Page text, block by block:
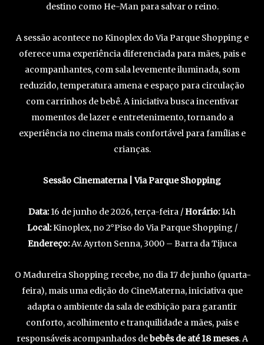
destino como He-Man para salvar o reino.
A sessão acontece no Kinoplex do Via Parque Shopping e
oferece uma experiência diferenciada para mães, pais e
acompanhantes, com sala levemente iluminada, som
reduzido, temperatura amena e espaço para circulação
com carrinhos de bebê. A iniciativa busca incentivar
momentos de lazer e entretenimento, tornando a
experiência no cinema mais confortável para famílias e
crianças.
Sessão Cinematerna | Via Parque Shopping
Data:16 de junho de 2026, terça-feira /Horário:14h
Local:Kinoplex, no 2°Piso do Via Parque Shopping /
Endereço:Av. Ayrton Senna, 3000 – Barra da Tijuca
O Madureira Shopping recebe, no dia 17 de junho (quarta-
feira), mais uma edição do CineMaterna, iniciativa que
adapta o ambiente da sala de exibição para garantir
conforto, acolhimento e tranquilidade a mães, pais e
responsáveis acompanhados debebês de até 18 meses. A